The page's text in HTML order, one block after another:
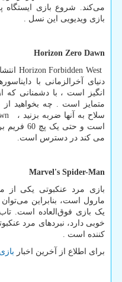
می‌کند. شروع بازی
بازی ویدیویی این نسل .
Horizon Zero Dawn
Horizon Forbidden West
دنیای آخرالزمانی با
انگیز است ، با دشمنانی که
متمایز است . چه بخواهید از
سلاح به آنها ضربه بزنید ،
است و حتی یک پچ 60 فریم بر ثانیه برای هر کسی که با
می کند در دسترس است.
Marvel's Spider-Man
بازی مرد عنکبوتی یکی از
مارول است، بنابراین
یک بازی فوق‌العاده است.
خوبی دارد، نبردهای مرد
کننده است .
برای اطلاع از آخرین اخبار بازی